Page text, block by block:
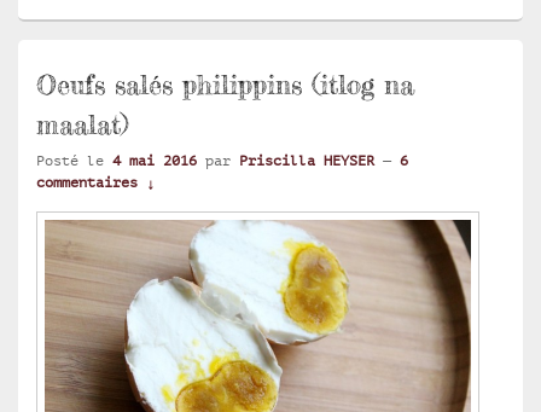
Oeufs salés philippins (itlog na
maalat)
Posté le 4 mai 2016 par Priscilla HEYSER — 6
commentaires ↓